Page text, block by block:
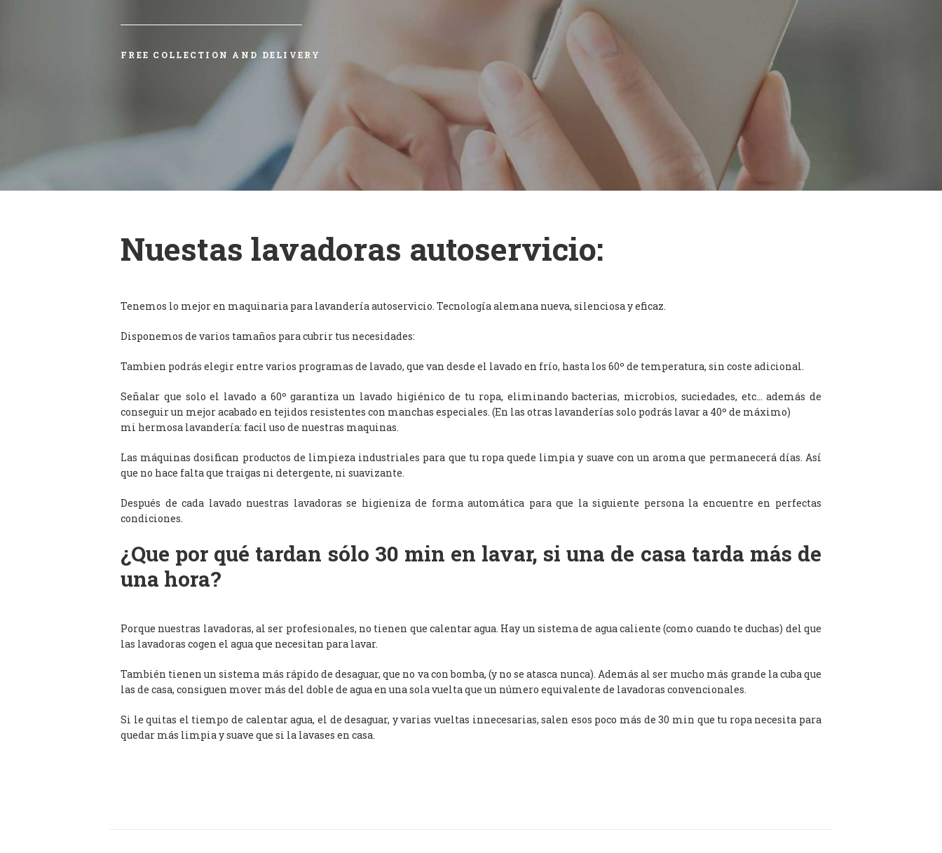
FREE COLLECTION AND DELIVERY
Nuestas lavadoras autoservicio:
Tenemos lo mejor en maquinaria para lavandería autoservicio. Tecnología alemana nueva, silenciosa y eficaz.
Disponemos de varios tamaños para cubrir tus necesidades:
Tambien podrás elegir entre varios programas de lavado, que van desde el lavado en frío, hasta los 60º de temperatura, sin coste adicional.
Señalar que solo el lavado a 60º garantiza un lavado higiénico de tu ropa, eliminando bacterias, microbios, suciedades, etc… además de
conseguir un mejor acabado en tejidos resistentes con manchas especiales. (En las otras lavanderías solo podrás lavar a 40º de máximo)
mi hermosa lavandería: facil uso de nuestras maquinas.
Las máquinas dosifican productos de limpieza industriales para que tu ropa quede limpia y suave con un aroma que permanecerá días. Así
que no hace falta que traigas ni detergente, ni suavizante.
Después de cada lavado nuestras lavadoras se higieniza de forma automática para que la siguiente persona la encuentre en perfectas
condiciones.
¿Que por qué tardan sólo 30 min en lavar, si una de casa tarda más de
una hora?
Porque nuestras lavadoras, al ser profesionales, no tienen que calentar agua. Hay un sistema de agua caliente (como cuando te duchas) del que
las lavadoras cogen el agua que necesitan para lavar.
También tienen un sistema más rápido de desaguar, que no va con bomba, (y no se atasca nunca). Además al ser mucho más grande la cuba que
las de casa, consiguen mover más del doble de agua en una sola vuelta que un número equivalente de lavadoras convencionales.
Si le quitas el tiempo de calentar agua, el de desaguar, y varias vueltas innecesarias, salen esos poco más de 30 min que tu ropa necesita para
quedar más limpia y suave que si la lavases en casa.